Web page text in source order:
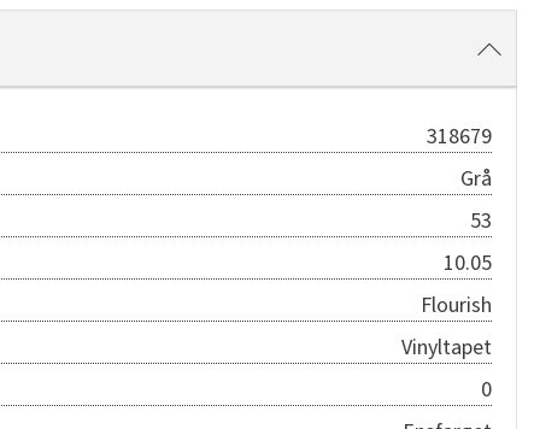
318679
Grå
53
10.05
Flourish
Vinyltapet
0